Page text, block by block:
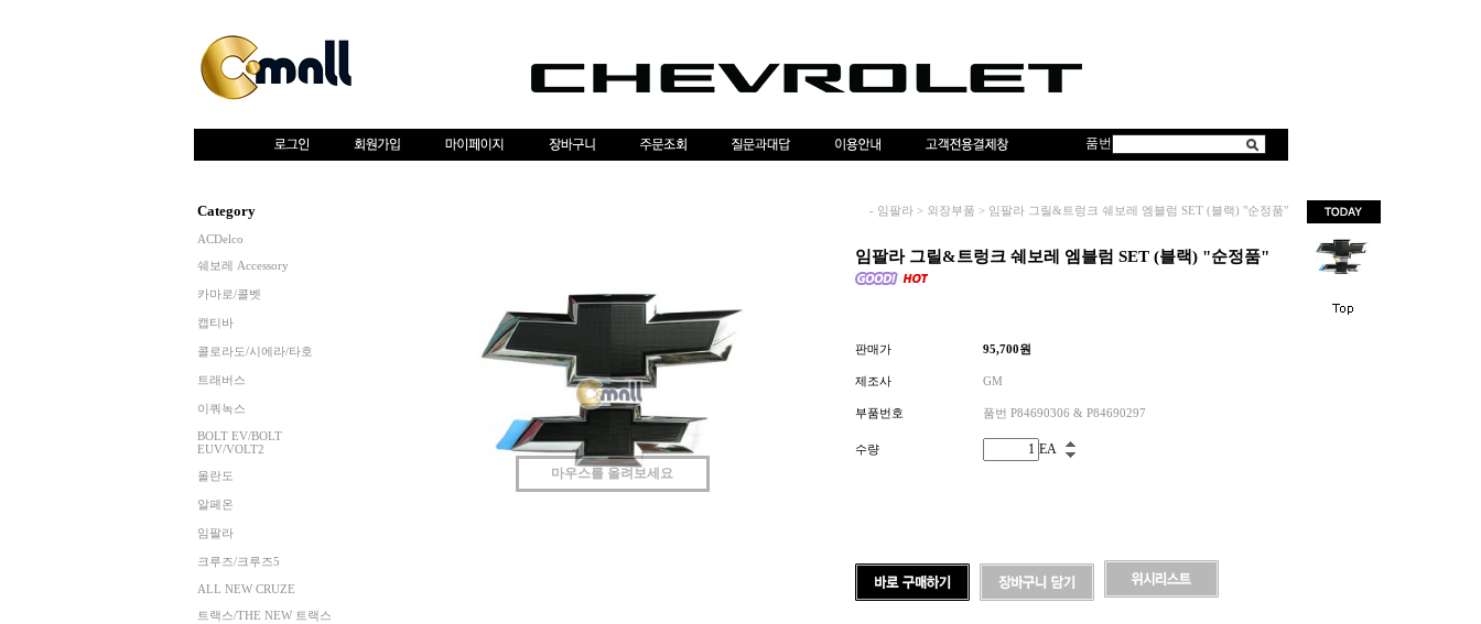
품번
Category
ACDelco
쉐보레 Accessory
카마로/콜벳
캡티바
콜로라도/시에라/타호
트래버스
이쿼녹스
BOLT EV/BOLT
EUV/VOLT2
올란도
알페온
임팔라
크루즈/크루즈5
ALL NEW CRUZE
트랙스/THE NEW 트랙스
- 임팔라 > 외장부품 > 임팔라 그릴&트렁크 쉐보레 엠블럼 SET (블랙) "순정품"
마우스를 올려보세요
임팔라 그릴&트렁크 쉐보레 엠블럼 SET (블랙) "순정품"
판매가 95,700원
제조사 GM
부품번호 품번 P84690306 & P84690297
수량 EA